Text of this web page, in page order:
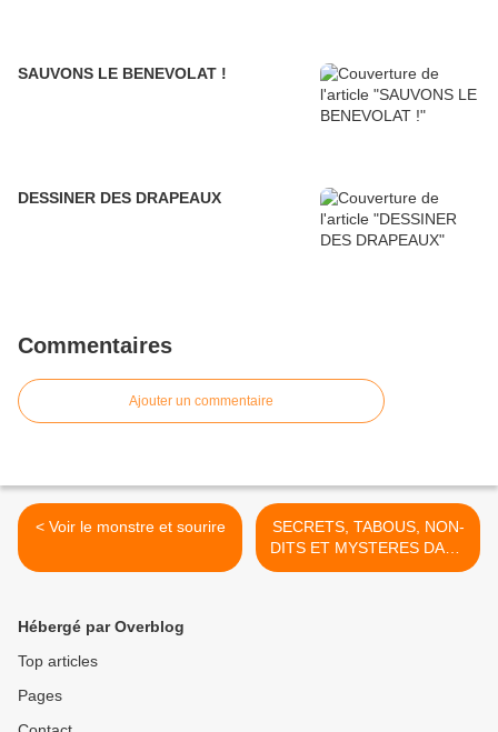
SAUVONS LE BENEVOLAT !
DESSINER DES DRAPEAUX
Commentaires
Ajouter un commentaire
< Voir le monstre et sourire
SECRETS, TABOUS, NON-
DITS ET MYSTERES DANS
LA FAMILLE >
Hébergé par Overblog
Top articles
Pages